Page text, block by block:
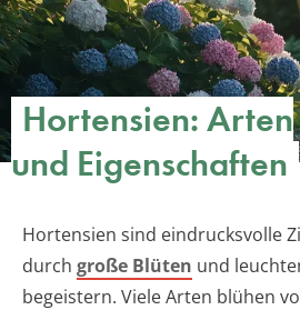
Hortensien: Arten
und Eigenschaften
Hortensien sind eindrucksvolle
durch große Blüten und
begeistern. Viele Arten blühen